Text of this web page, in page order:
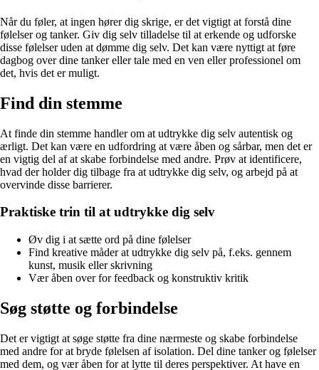
Når du føler, at ingen hører dig skrige, er det vigtigt at forstå dine
følelser og tanker. Giv dig selv tilladelse til at erkende og udforske
disse følelser uden at dømme dig selv. Det kan være nyttigt at føre
dagbog over dine tanker eller tale med en ven eller professionel om
det, hvis det er muligt.
Find din stemme
At finde din stemme handler om at udtrykke dig selv autentisk og
ærligt. Det kan være en udfordring at være åben og sårbar, men det er
en vigtig del af at skabe forbindelse med andre. Prøv at identificere,
hvad der holder dig tilbage fra at udtrykke dig selv, og arbejd på at
overvinde disse barrierer.
Praktiske trin til at udtrykke dig selv
Øv dig i at sætte ord på dine følelser
Find kreative måder at udtrykke dig selv på, f.eks. gennem
kunst, musik eller skrivning
Vær åben over for feedback og konstruktiv kritik
Søg støtte og forbindelse
Det er vigtigt at søge støtte fra dine nærmeste og skabe forbindelse
med andre for at bryde følelsen af isolation. Del dine tanker og følelser
med dem, og vær åben for at lytte til deres perspektiver. At have en